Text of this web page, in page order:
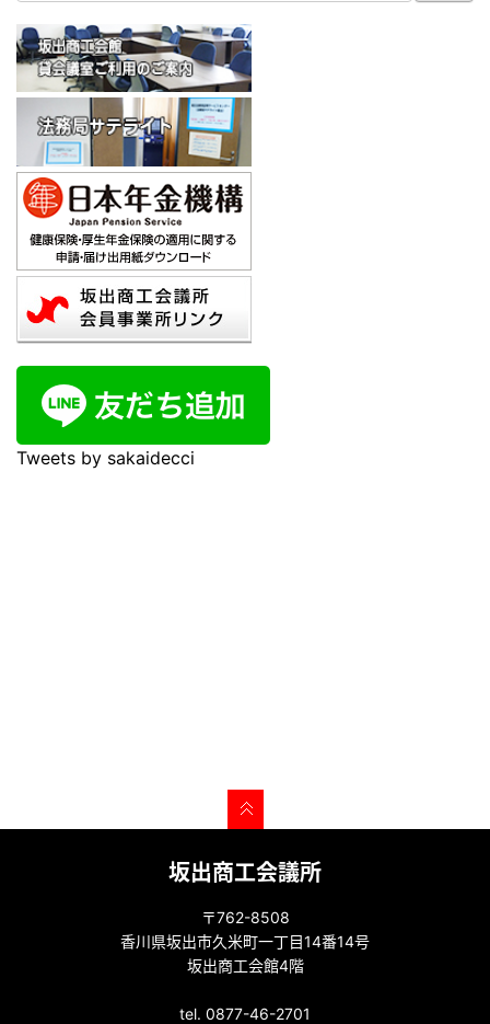
Tweets by sakaidecci
坂出商工会議所
〒762-8508
香川県坂出市久米町一丁目14番14号
坂出商工会館4階
tel. 0877-46-2701